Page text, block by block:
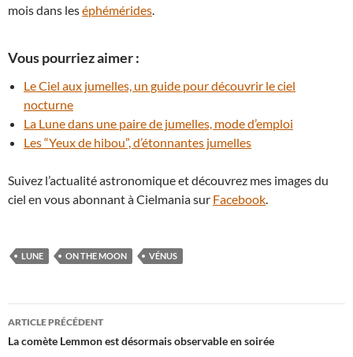
mois dans leséphémérides
Vous pourriez aimer :
Le Ciel aux jumelles, un guide pour découvrir le ciel
nocturne
La Lune dans une paire de jumelles, mode d’emploi
Les “Yeux de hibou”, d’étonnantes jumelles
Suivez l’actualité astronomique et découvrez mes images du
ciel en vous abonnant à Cielmania sur Facebook
LUNE ON THE MOON VÉNUS
Navigation
des
ARTICLE PRÉCÉDENT
La comète Lemmon est désormais observable en soirée